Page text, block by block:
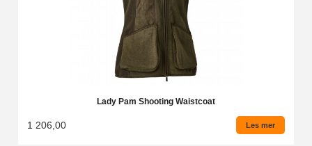
Lady Pam Shooting Waistcoat
1 206,00 Les mer